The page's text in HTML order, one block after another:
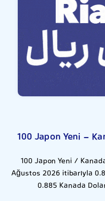
100 Japon Yeni -
100 Japon Yeni /
Ağustos 2026 itibarıyla
0.885 Kanada